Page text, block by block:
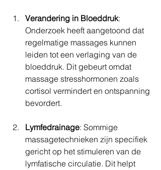
Verandering in Bloeddruk:
Onderzoek heeft aangetoond dat
regelmatige massages kunnen
leiden tot een verlaging van de
bloeddruk. Dit gebeurt omdat
massage stresshormonen zoals
cortisol vermindert en ontspanning
bevordert.
Lymfedrainage: Sommige
massagetechnieken zijn specifiek
gericht op het stimuleren van de
lymfatische circulatie. Dit helpt